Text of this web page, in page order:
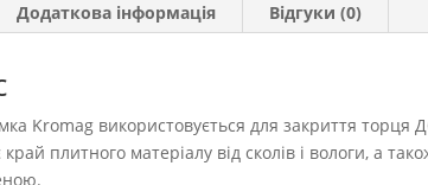
Додаткова інформація Відгуки (0)
Kromag використовується для закриття
плитного матеріалу від сколів і вологи, а